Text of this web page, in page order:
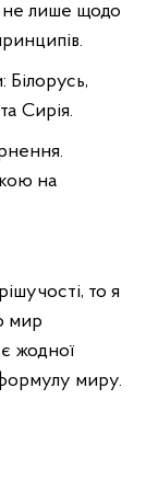
не лише щодо
Сирія.
на
то я
мир
жодної
миру.